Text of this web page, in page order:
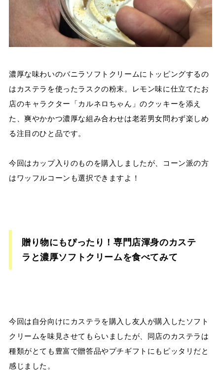
濃厚な味わいのバニラソフトクリームにトッピングするの
はカステラを使ったラスクの粉末。レモン味に仕立てたお
店のキャラクター「カルネロちゃん」のクッキーを添え
た、爽やかかつ濃厚な組み合わせは老若男女問わず楽しめ
る注目のひと品です。
今回はカップ入りのものを購入しましたが、コーン派の方
はワッフルコーンも選択できますよ！
贈り物にもぴったり！専門店渾身のカステ
ラと濃厚ソフトクリームを食べてみて
今回は自分向けにカステラを購入し友人が購入したソフト
クリームを味見させてもらいましたが、同店のカステラは
種類がとても豊富で贈答品やプチギフトにもピッタリだと
感じました。